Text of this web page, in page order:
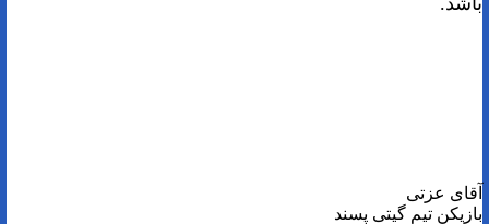
آقای عزتی
بازیکن تیم گیتی پسند